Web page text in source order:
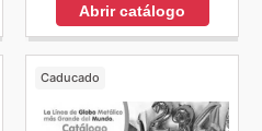
Abrir catálogo
Caducado